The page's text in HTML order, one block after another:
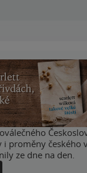
i proměny českého
ze dne na den.